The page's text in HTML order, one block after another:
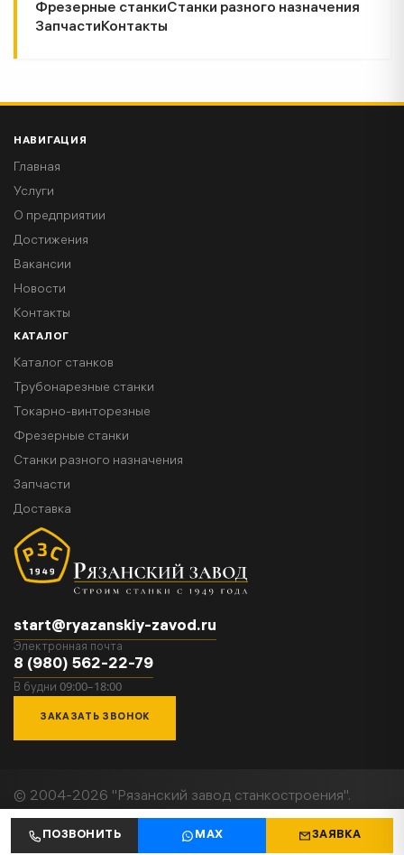
Фрезерные станкиСтанки разного назначения
ЗапчастиКонтакты
start@ryazanskiy-zavod.ru
Электронная почта
8 (980) 562-22-79
В будни 09:00–18:00
ЗАКАЗАТЬ ЗВОНОК
НАВИГАЦИЯ
Главная
Услуги
О предприятии
Достижения
Вакансии
Новости
Контакты
КАТАЛОГ
Каталог станков
Трубонарезные станки
Токарно-винторезные
Фрезерные станки
Станки разного назначения
Запчасти
Доставка
© 2004-2026 "Рязанский завод станкостроения".
Все права защищены.
Политика конфиденциальности
ПОЗВОНИТЬ MAX ЗАЯВКА